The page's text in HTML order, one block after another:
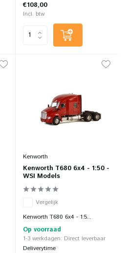
€108,00
Incl. btw
Kenworth
Kenworth T680 6x4 - 1:50 -
WSI Models
Vergelijk
Kenworth T680 6x4 - 1:5...
Op voorraad
1-3 werkdagen: Direct leverbaar
Deliverytime